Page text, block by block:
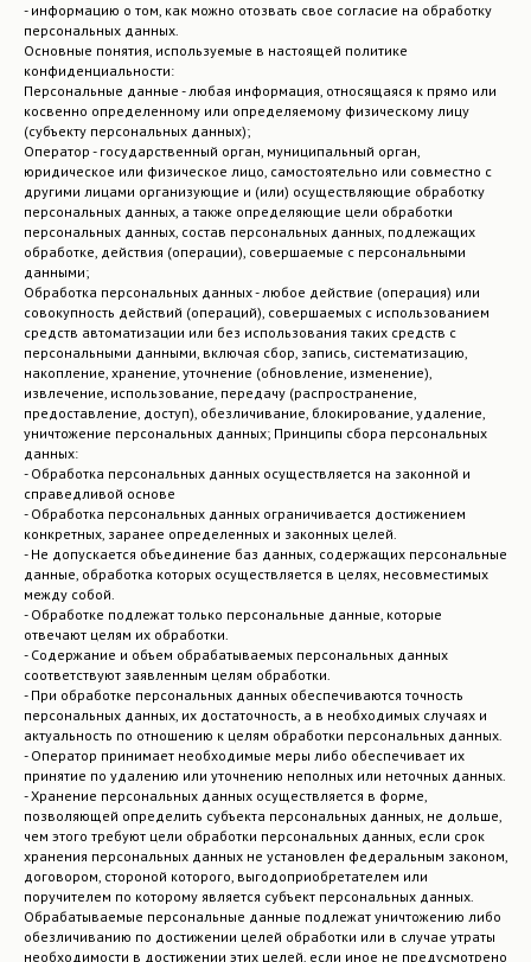
- информацию о том, как можно отозвать свое согласие на обработку
персональных данных.
Основные понятия, используемые в настоящей политике
конфиденциальности:
Персональные данные - любая информация, относящаяся к прямо или
косвенно определенному или определяемому физическому лицу
(субъекту персональных данных);
Оператор - государственный орган, муниципальный орган,
юридическое или физическое лицо, самостоятельно или совместно с
другими лицами организующие и (или) осуществляющие обработку
персональных данных, а также определяющие цели обработки
персональных данных, состав персональных данных, подлежащих
обработке, действия (операции), совершаемые с персональными
данными;
Обработка персональных данных - любое действие (операция) или
совокупность действий (операций), совершаемых с использованием
средств автоматизации или без использования таких средств с
персональными данными, включая сбор, запись, систематизацию,
накопление, хранение, уточнение (обновление, изменение),
извлечение, использование, передачу (распространение,
предоставление, доступ), обезличивание, блокирование, удаление,
уничтожение персональных данных; Принципы сбора персональных
данных:
- Обработка персональных данных осуществляется на законной и
справедливой основе
- Обработка персональных данных ограничивается достижением
конкретных, заранее определенных и законных целей.
- Не допускается объединение баз данных, содержащих персональные
данные, обработка которых осуществляется в целях, несовместимых
между собой.
- Обработке подлежат только персональные данные, которые
отвечают целям их обработки.
- Содержание и объем обрабатываемых персональных данных
соответствуют заявленным целям обработки.
- При обработке персональных данных обеспечиваются точность
персональных данных, их достаточность, а в необходимых случаях и
актуальность по отношению к целям обработки персональных данных.
- Оператор принимает необходимые меры либо обеспечивает их
принятие по удалению или уточнению неполных или неточных данных.
- Хранение персональных данных осуществляется в форме,
позволяющей определить субъекта персональных данных, не дольше,
чем этого требуют цели обработки персональных данных, если срок
хранения персональных данных не установлен федеральным законом,
договором, стороной которого, выгодоприобретателем или
поручителем по которому является субъект персональных данных.
Обрабатываемые персональные данные подлежат уничтожению либо
обезличиванию по достижении целей обработки или в случае утраты
необходимости в достижении этих целей, если иное не предусмотрено